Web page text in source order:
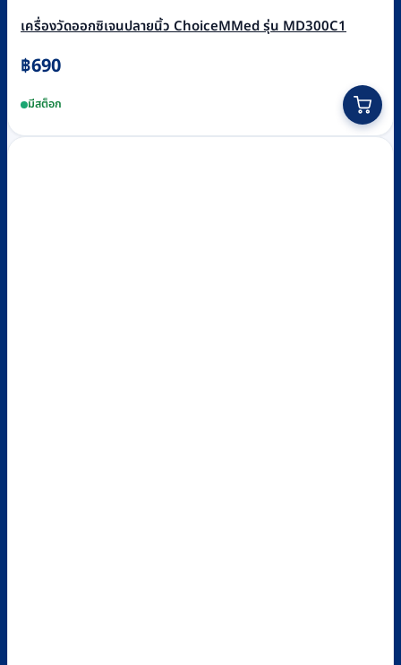
เครื่องวัดออกซิเจนปลายนิ้ว ChoiceMMed รุ่น MD300C1
฿690
มีสต็อก